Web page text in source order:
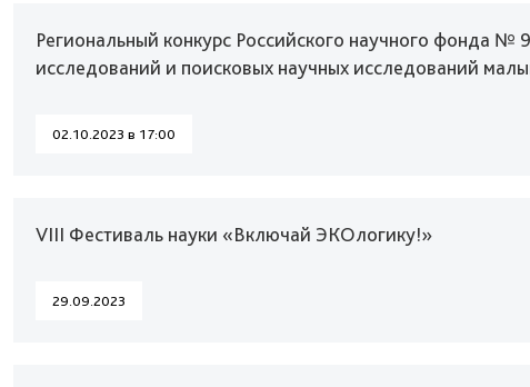
Региональный конкурс Российского научного фонда
исследований и поисковых научных исследований
02.10.2023 в 17:00
VIII Фестиваль науки «Включай ЭКОлогику!»
29.09.2023